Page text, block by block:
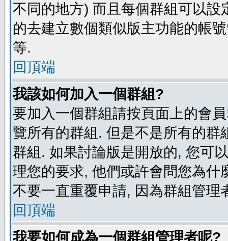
不同的地方) 而且每個群組可以
的去建立數個類似版主功能的帳
等.
回頂端
我該如何加入一個群組?
要加入一個群組請按頁面上的會
覽所有的群組. 但是不是所有的
群組. 如果討論版是開放的, 您可
理您的要求, 他們或許會問您為
不要一直重覆申請, 因為群組管理
回頂端
我要如何成為一個群組管理者呢?